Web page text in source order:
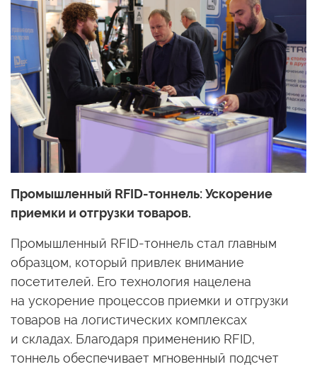
Промышленный RFID-тоннель: Ускорение
приемки и отгрузки товаров.
Промышленный RFID-тоннель стал главным
образцом, который привлек внимание
посетителей. Его технология нацелена
на ускорение процессов приемки и отгрузки
товаров на логистических комплексах
и складах. Благодаря применению RFID,
тоннель обеспечивает мгновенный подсчет